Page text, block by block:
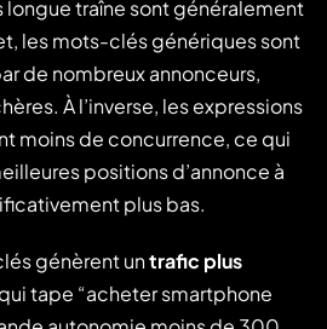
longue traîne sont généralement
les mots-clés génériques sont
de nombreux annonceurs,
À l’inverse, les expressions
moins de concurrence, ce qui
positions d’annonce à
plus bas.
génèrent untrafic plus
tape “acheter smartphone